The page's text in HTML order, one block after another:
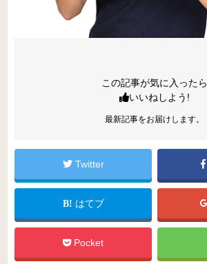
この記事が気に入ったら
いいねしよう!
最新記事をお届けします。
Twitter
はてブ
Pocket